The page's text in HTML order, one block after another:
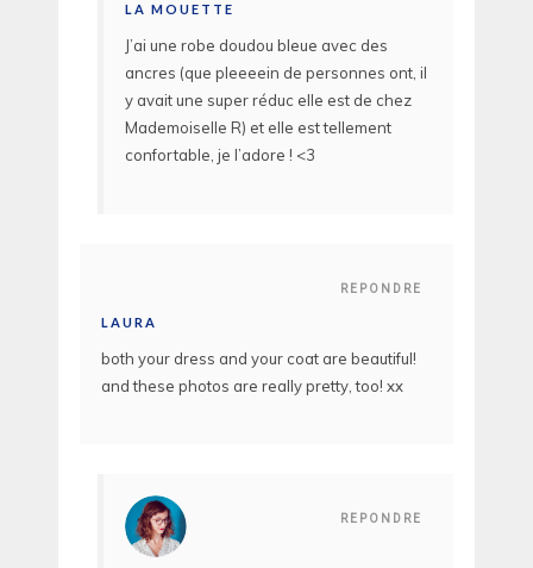
LA MOUETTE
J’ai une robe doudou bleue avec des
ancres (que pleeeein de personnes ont, il
y avait une super réduc elle est de chez
Mademoiselle R) et elle est tellement
confortable, je l’adore ! <3
REPONDRE
LAURA
both your dress and your coat are beautiful!
and these photos are really pretty, too! xx
REPONDRE